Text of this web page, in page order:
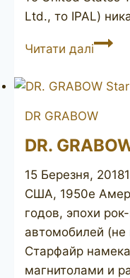
Ltd., то IPAL)
Читати даліHLT
DR GRABOW
DR.
15 Березня, 2018
США, 1950е
годов, эпохи
автомобилей
Старфайр
магнитолами и